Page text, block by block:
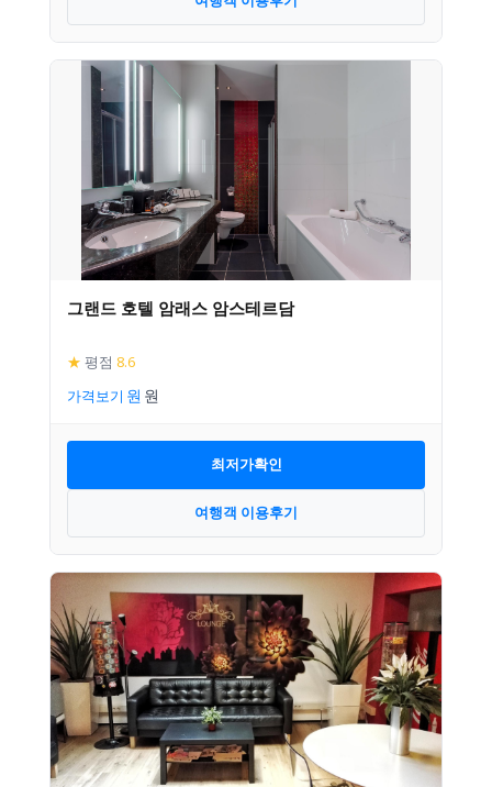
그랜드 호텔 암래스 암스테르담
★ 평점 8.6
가격보기
최저가확인
여행객 이용후기